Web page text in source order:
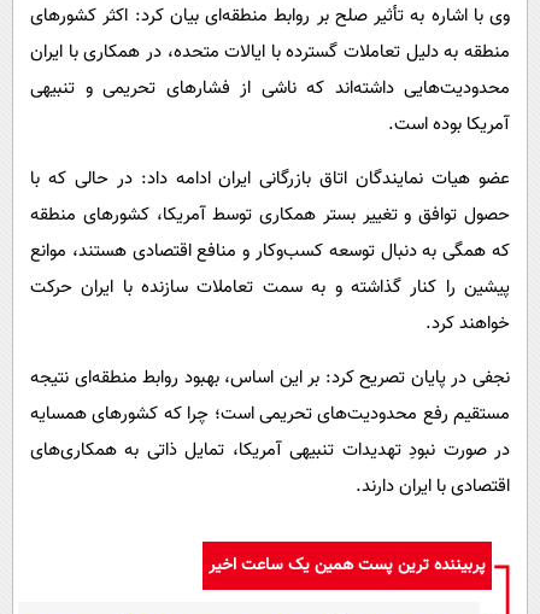
وی با اشاره به تأثیر صلح بر روابط منطقه‌ای بیان کرد: اکثر کشورهای
منطقه به دلیل تعاملات گسترده با ایالات متحده، در همکاری با ایران
محدودیت‌هایی داشته‌اند که ناشی از فشارهای تحریمی و تنبیهی
آمریکا بوده است.
عضو هیات نمایندگان اتاق بازرگانی ایران ادامه داد: در حالی که با
حصول توافق و تغییر بستر همکاری توسط آمریکا، کشورهای منطقه
که همگی به دنبال توسعه کسب‌وکار و منافع اقتصادی هستند، موانع
پیشین را کنار گذاشته و به سمت تعاملات سازنده با ایران حرکت
خواهند کرد.
نجفی در پایان تصریح کرد: بر این اساس، بهبود روابط منطقه‌ای نتیجه
مستقیم رفع محدودیت‌های تحریمی است؛ چرا که کشورهای همسایه
در صورت نبودِ تهدیدات تنبیهی آمریکا، تمایل ذاتی به همکاری‌های
اقتصادی با ایران دارند.
پربیننده ترین پست همین یک ساعت اخیر